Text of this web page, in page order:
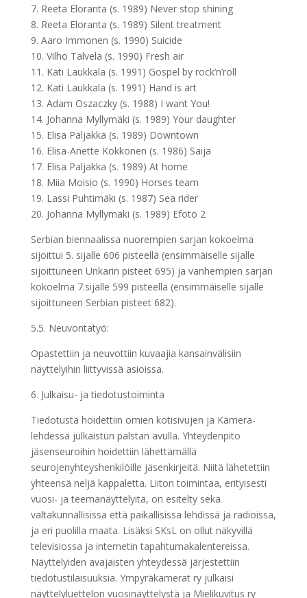
7. Reeta Eloranta (s. 1989) Never stop shining
8. Reeta Eloranta (s. 1989) Silent treatment
9. Aaro Immonen (s. 1990) Suicide
10. Vilho Talvela (s. 1990) Fresh air
11. Kati Laukkala (s. 1991) Gospel by rock’n’roll
12. Kati Laukkala (s. 1991) Hand is art
13. Adam Oszaczky (s. 1988) I want You!
14. Johanna Myllymäki (s. 1989) Your daughter
15. Elisa Paljakka (s. 1989) Downtown
16. Elisa-Anette Kokkonen (s. 1986) Saija
17. Elisa Paljakka (s. 1989) At home
18. Miia Moisio (s. 1990) Horses team
19. Lassi Puhtimäki (s. 1987) Sea rider
20. Johanna Myllymäki (s. 1989) Efoto 2
Serbian biennaalissa nuorempien sarjan kokoelma
sijoittui 5. sijalle 606 pisteellä (ensimmäiselle sijalle
sijoittuneen Unkarin pisteet 695) ja vanhempien sarjan
kokoelma 7.sijalle 599 pisteellä (ensimmäiselle sijalle
sijoittuneen Serbian pisteet 682).
5.5. Neuvontatyö:
Opastettiin ja neuvottiin kuvaajia kansainvälisiin
näyttelyihin liittyvissä asioissa.
6. Julkaisu- ja tiedotustoiminta
Tiedotusta hoidettiin omien kotisivujen ja Kamera-
lehdessä julkaistun palstan avulla. Yhteydenpito
jäsenseuroihin hoidettiin lähettämällä
seurojenyhteyshenkilöille jäsenkirjeitä. Niitä lähetettiin
yhteensä neljä kappaletta. Liiton toimintaa, erityisesti
vuosi- ja teemanäyttelyitä, on esitelty sekä
valtakunnallisissa että paikallisissa lehdissä ja radioissa,
ja eri puolilla maata. Lisäksi SKsL on ollut näkyvillä
televisiossa ja internetin tapahtumakalentereissa.
Näyttelyiden avajaisten yhteydessä järjestettiin
tiedotustilaisuuksia. Ympyräkamerat ry julkaisi
näyttelyluettelon vuosinäyttelystä ja Mielikuvitus ry